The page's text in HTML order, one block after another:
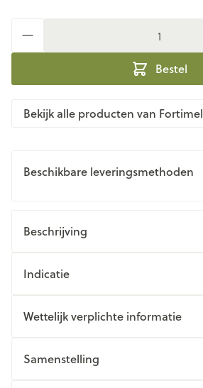
Bestel
Bekijk alle producten van Fortimel
Beschikbare leveringsmethoden
Beschrijving
Indicatie
Wettelijk verplichte informatie
Samenstelling